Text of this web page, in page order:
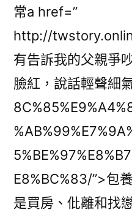
常a href=”
http://
有告訴我的父親爭
臉紅，說話輕聲細
E8%BC%83/”>包
是買房、仳離和找